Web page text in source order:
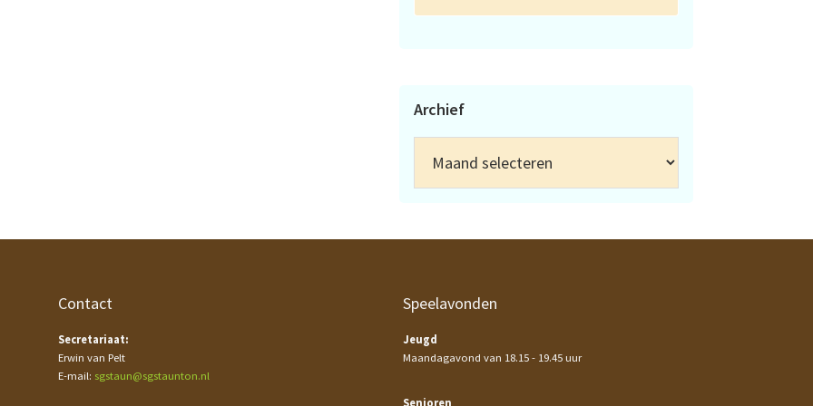
Archief
Contact
Secretariaat:
Erwin van Pelt
E-mail: sgstaun@sgstaunton.nl
Speelavonden
Jeugd
Maandagavond van 18.15 - 19.45 uur
Senioren